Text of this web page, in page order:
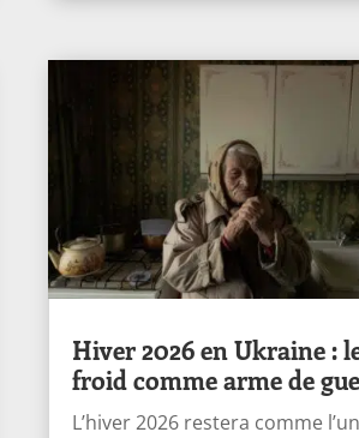
Hiver 2026 en Ukraine :
froid comme arme de
L’hiver 2026 restera comme